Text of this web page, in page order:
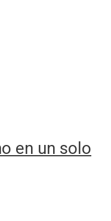
en un solo